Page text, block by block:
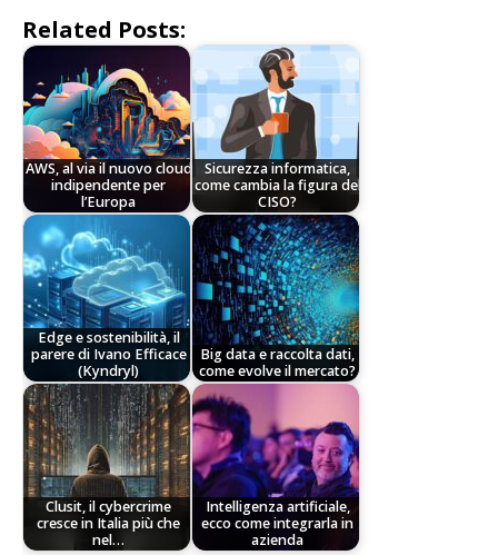
Related Posts:
AWS, al via il nuovo cloud
indipendente per
l’Europa
Sicurezza informatica,
come cambia la figura del
CISO?
Edge e sostenibilità, il
parere di Ivano Efficace
(Kyndryl)
Big data e raccolta dati,
come evolve il mercato?
Clusit, il cybercrime
cresce in Italia più che
nel…
Intelligenza artificiale,
ecco come integrarla in
azienda